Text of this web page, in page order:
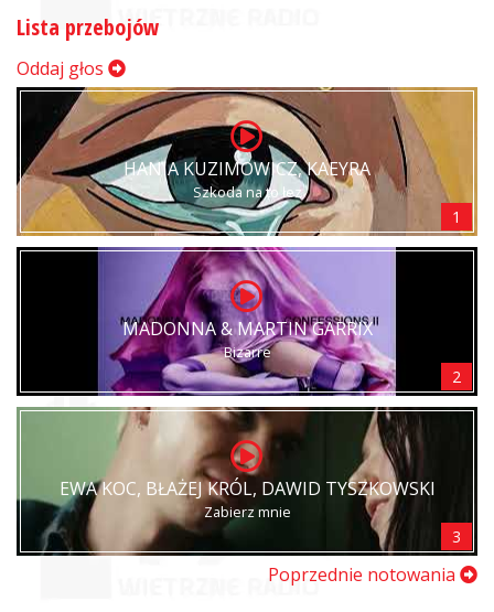
Lista przebojów
Oddaj głos
HANIA KUZIMOWICZ, KAEYRA
Szkoda na to łez
1
MADONNA & MARTIN GARRIX
Bizarre
2
EWA KOC, BŁAŻEJ KRÓL, DAWID TYSZKOWSKI
Zabierz mnie
3
Poprzednie notowania